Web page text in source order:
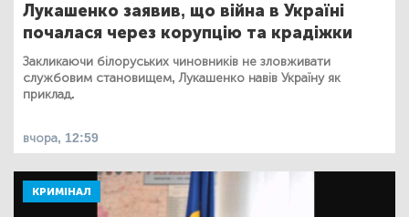
Лукашенко заявив, що війна в Україні
почалася через корупцію та крадіжки
Закликаючи білоруських чиновників не зловживати
службовим становищем, Лукашенко навів Україну як
приклад.
вчора, 12:59
КРИМІНАЛ